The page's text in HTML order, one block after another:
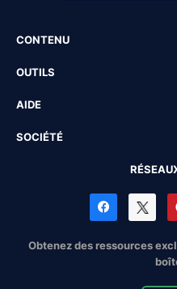
CONTENU
OUTILS
AIDE
SOCIÉTÉ
Obtenez des ressources